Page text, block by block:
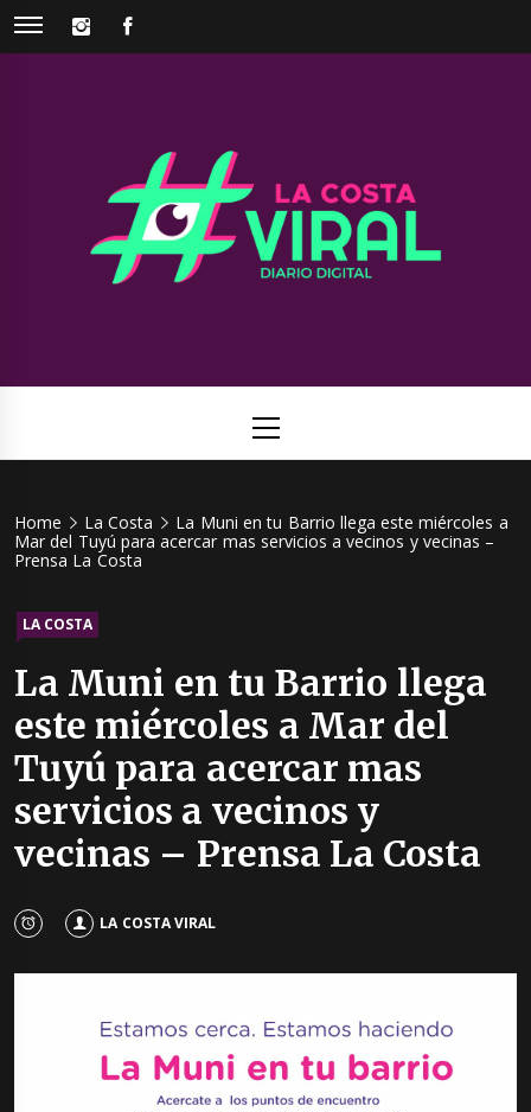
Skip
INSTAGRAM
Viral
Menu
Home La Costa
La Muni en tu Barrio llega este miércoles a
Mar del Tuyú para acercar mas servicios a vecinos y vecinas –
Prensa La Costa
LA COSTA
La Muni en tu Barrio llega
este miércoles a Mar del
Tuyú para acercar mas
servicios a vecinos y
vecinas – Prensa La Costa
LA COSTA VIRAL